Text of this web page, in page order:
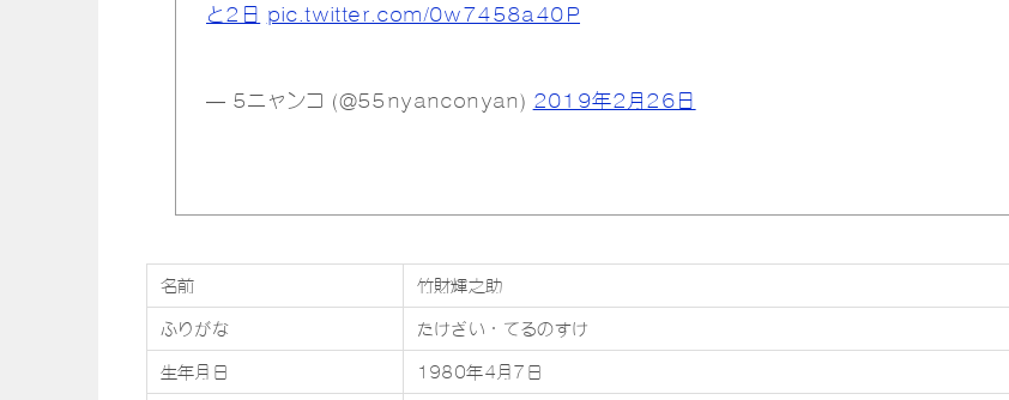
と2日 pic.twitter.com/0w7458a40P
— 5ニャンコ (@55nyanconyan) 2019年2月26日
名前
竹財輝之助
ふりがな
たけざい・てるのすけ
生年月日
1980年4月7日